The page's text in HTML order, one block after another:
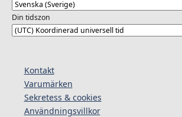
Din tidszon
Kontakt
Varumärken
Sekretess & cookies
Användningsvillkor